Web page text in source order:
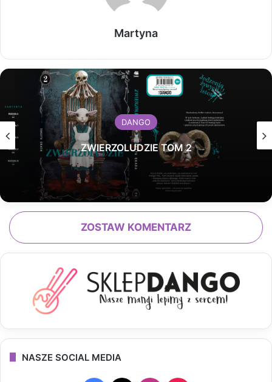
Martyna
DANGO
ZWIERZOLUDZIE TOM 2
ZOSTAW KOMENTARZ
NASZE SOCIAL MEDIA